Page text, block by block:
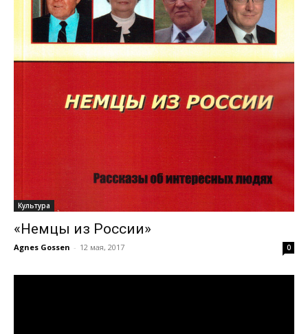
Культура
«Немцы из России»
Agnes Gossen - 12 мая, 2017 0